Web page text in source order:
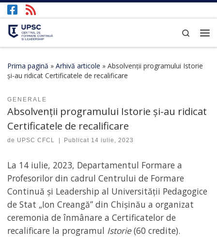
Afișează întregul conținut
Search
Prima pagină » Arhivă articole » Absolvenții programului Istorie
și-au ridicat Certificatele de recalificare
GENERALE
Absolvenții programului Istorie și-au ridicat
Certificatele de recalificare
de UPSC CFCL Publicat 14 iulie, 2023
La 14 iulie, 2023, Departamentul Formare a
Profesorilor din cadrul Centrului de Formare
Continuă și Leadership al Universității Pedagogice
de Stat „Ion Creangă” din Chișinău a organizat
ceremonia de înmânare a Certificatelor de
recalificare la programul Istorie(60 credite).